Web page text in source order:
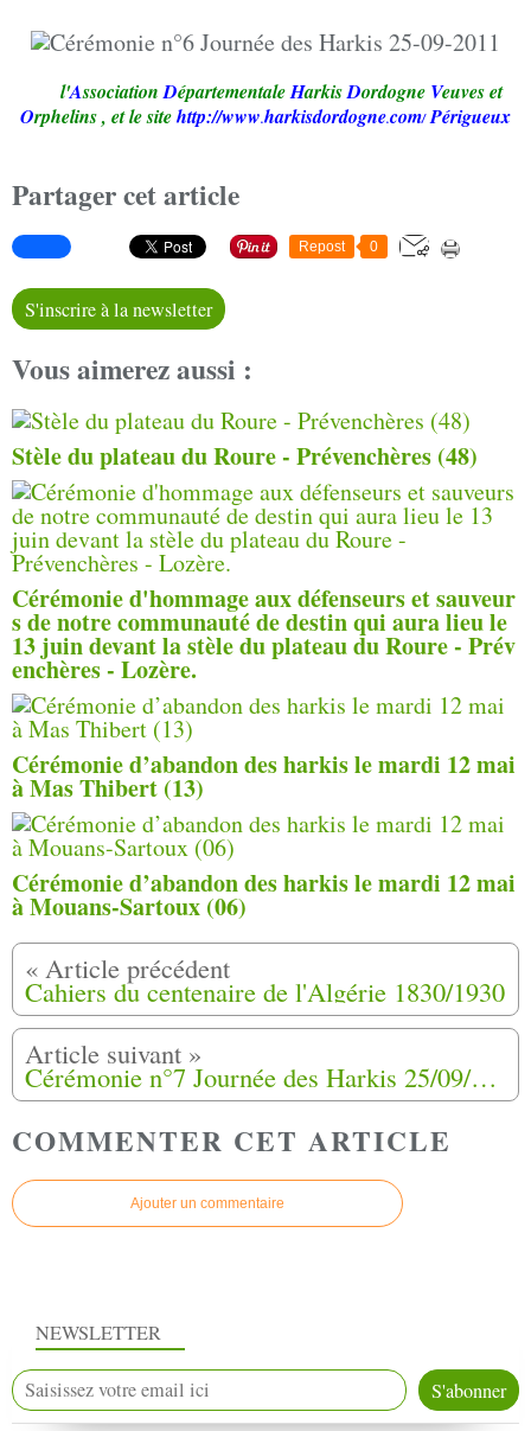
l'Association DépartementaleHarkisDordogne Veuves et
Orphelins, et le sitehttp://www.harkisdordogne.com/ Périgueux
Partager cet article
Repost 0
S'inscrire à la newsletter
Vous aimerez aussi :
Stèle du plateau du Roure - Prévenchères (48)
Cérémonie d'hommage aux défenseurs et sauveur
s de notre communauté de destin qui aura lieu le
13 juin devant la stèle du plateau du Roure - Prév
enchères - Lozère.
Cérémonie d’abandon des harkis le mardi 12 mai
à Mas Thibert (13)
Cérémonie d’abandon des harkis le mardi 12 mai
à Mouans-Sartoux (06)
Cahiers du centenaire de l'Algérie 1830/1930
Cérémonie n°7 Journée des Harkis 25/09/2011 Dordogne ( Périgueux )
COMMENTER CET ARTICLE
Ajouter un commentaire
NEWSLETTER